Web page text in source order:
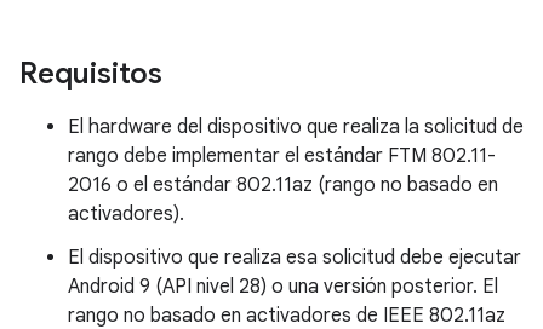
Requisitos
El hardware del dispositivo que realiza la solicitud de
rango debe implementar el estándar FTM 802.11-
2016 o el estándar 802.11az (rango no basado en
activadores).
El dispositivo que realiza esa solicitud debe ejecutar
Android 9 (API nivel 28) o una versión posterior. El
rango no basado en activadores de IEEE 802.11az